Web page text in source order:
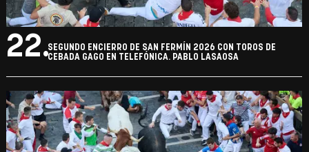
22.SEGUNDO ENCIERRO DE SAN FERMÍN 2026 CON TOROS DE
CEBADA GAGO EN TELEFÓNICA. PABLO LASAOSA